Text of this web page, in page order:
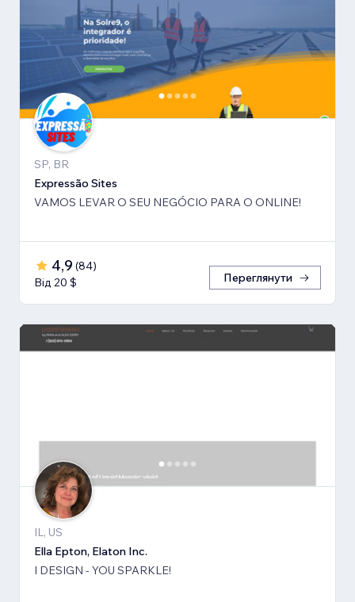
SP, BR
Expressão Sites
VAMOS LEVAR O SEU NEGÓCIO PARA O ONLINE!
4,9 (84)
Від 20 $
Переглянути
IL, US
Ella Epton, Elaton Inc.
I DESIGN - YOU SPARKLE!